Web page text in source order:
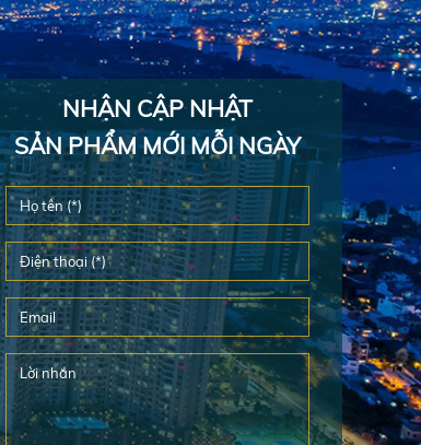
NHẬN CẬP NHẬT
SẢN PHẨM MỚI MỖI NGÀY